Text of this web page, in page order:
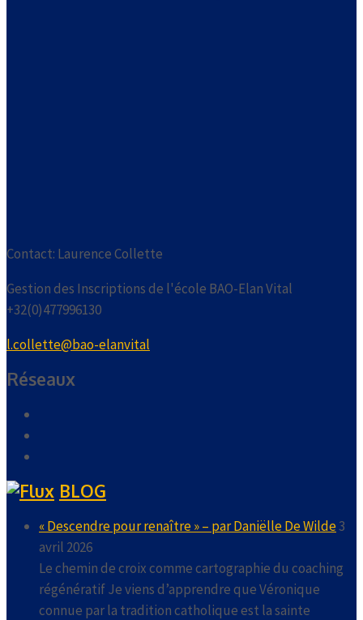
Contact: Laurence Collette
Gestion des Inscriptions de l'école BAO-Elan Vital
+32(0)477996130
l.collette@bao-elanvital
Réseaux
BLOG
« Descendre pour renaître » – par Daniëlle De Wilde3
avril 2026
Le chemin de croix comme cartographie du coaching
régénératif Je viens d’apprendre que Véronique
connue par la tradition catholique est la sainte